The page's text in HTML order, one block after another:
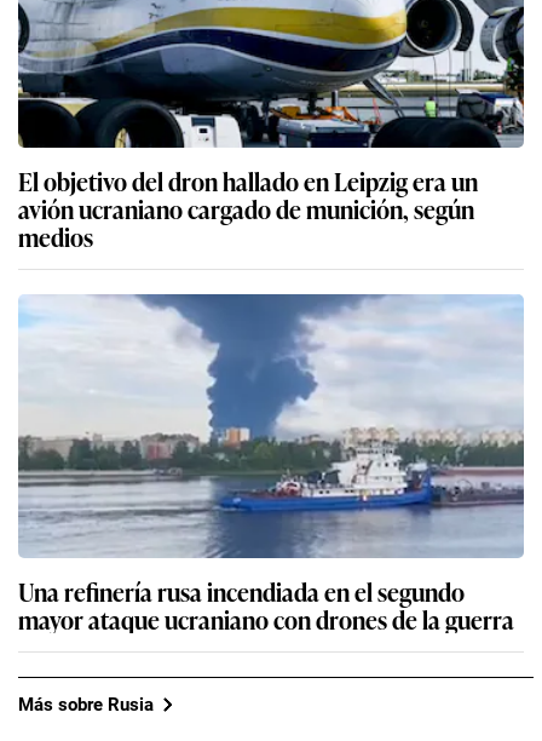
El objetivo del dron hallado en Leipzig era un
avión ucraniano cargado de munición, según
medios
Una refinería rusa incendiada en el segundo
mayor ataque ucraniano con drones de la guerra
Más sobre Rusia